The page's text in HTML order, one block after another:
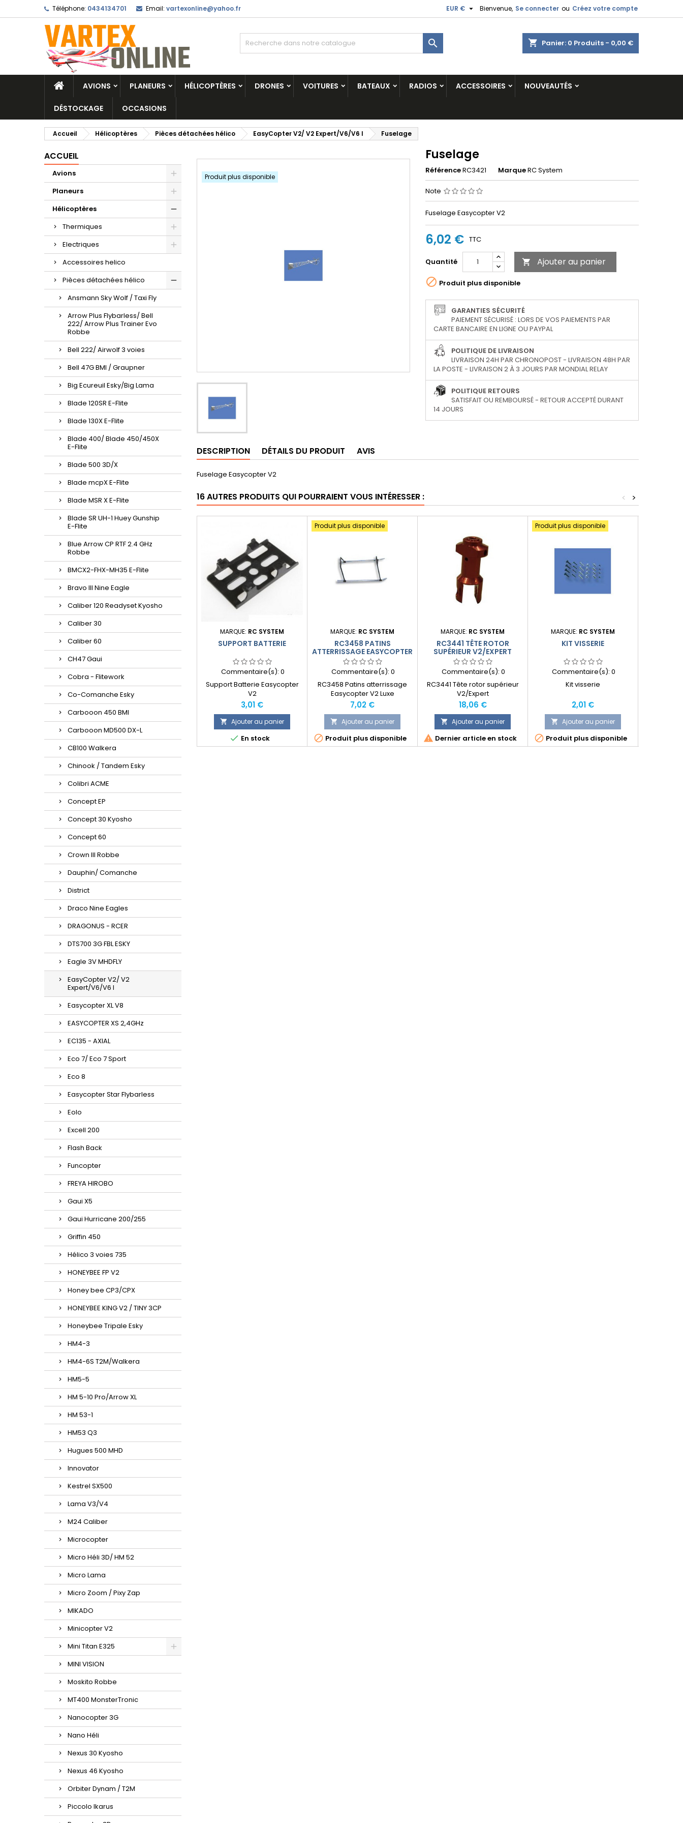
Téléphone: 0434134701 Email: vartexonline@yahoo.fr Bienvenue, Se connecter ou Créez votre compte
EUR € 
shopping_cart Panier: 0 Produits - 0,00 €

AVIONS PLANEURS HÉLICOPTÈRES DRONES VOITURES BATEAUX RADIOS ACCESSOIRES NOUVEAUTÉS
DÉSTOCKAGE OCCASIONS
Accueil Hélicoptères Pièces détachées hélico EasyCopter V2/ V2 Expert/V6/V6 l Fuselage
ACCUEIL
Avions
Planeurs
Hélicoptères
Thermiques
Electriques
Accessoires helico
Pièces détachées hélico
Ansmann Sky Wolf / Taxi Fly
Arrow Plus Flybarless/ Bell
222/ Arrow Plus Trainer Evo
Robbe
Bell 222/ Airwolf 3 voies
Bell 47G BMI / Graupner
Big Ecureuil Esky/Big Lama
Blade 120SR E-Flite
Blade 130X E-Flite
Blade 400/ Blade 450/450X
E-Flite
Blade 500 3D/X
Blade mcpX E-Flite
Blade MSR X E-Flite
Blade SR UH-1 Huey Gunship
E-Flite
Blue Arrow CP RTF 2.4 GHz
Robbe
BMCX2-FHX-MH35 E-Flite
Bravo III Nine Eagle
Caliber 120 Readyset Kyosho
Caliber 30
Caliber 60
CH47 Gaui
Cobra - Flitework
Co-Comanche Esky
Carbooon 450 BMI
Carbooon MD500 DX-L
CB100 Walkera
Chinook / Tandem Esky
Colibri ACME
Concept EP
Concept 30 Kyosho
Concept 60
Crown III Robbe
Dauphin/ Comanche
District
Draco Nine Eagles
DRAGONUS - RCER
DTS700 3G FBL ESKY
Eagle 3V MHDFLY
EasyCopter V2/ V2
Expert/V6/V6 l
Easycopter XL V8
EASYCOPTER XS 2,4GHz
EC135 - AXIAL
Eco 7/ Eco 7 Sport
Eco 8
Easycopter Star Flybarless
Eolo
Excell 200
Flash Back
Funcopter
FREYA HIROBO
Gaui X5
Gaui Hurricane 200/255
Griffin 450
Hélico 3 voies 735
HONEYBEE FP V2
Honey bee CP3/CPX
HONEYBEE KING V2 / TINY 3CP
Honeybee Tripale Esky
HM4-3
HM4-6S T2M/Walkera
HM5-5
HM 5-10 Pro/Arrow XL
HM 53-1
HM53 Q3
Hugues 500 MHD
Innovator
Kestrel SX500
Lama V3/V4
M24 Caliber
Microcopter
Micro Héli 3D/ HM 52
Micro Lama
Micro Zoom / Pixy Zap
MIKADO
Minicopter V2
Mini Titan E325
MINI VISION
Moskito Robbe
MT400 MonsterTronic
Nanocopter 3G
Nano Héli
Nexus 30 Kyosho
Nexus 46 Kyosho
Orbiter Dynam / T2M
Piccolo Ikarus
Produit plus disponible
Fuselage
RéférenceRC3421 MarqueRC System
Note
Fuselage Easycopter V2
6,02 € TTC
Quantité  Ajouter au panier
 Produit plus disponible
GARANTIES SÉCURITÉ
PAIEMENT SÉCURISÉ : LORS DE VOS PAIEMENTS PAR
CARTE BANCAIRE EN LIGNE OU PAYPAL
POLITIQUE DE LIVRAISON
LIVRAISON 24H PAR CHRONOPOST - LIVRAISON 48H PAR
LA POSTE - LIVRAISON 2 À 3 JOURS PAR MONDIAL RELAY
POLITIQUE RETOURS
SATISFAIT OU REMBOURSÉ - RETOUR ACCEPTÉ DURANT
14 JOURS
DESCRIPTION DÉTAILS DU PRODUIT AVIS
Fuselage Easycopter V2
16 AUTRES PRODUITS QUI POURRAIENT VOUS INTÉRESSER : >
<
MARQUE: RC SYSTEM
SUPPORT BATTERIE
Commentaire(s): 0
Support Batterie Easycopter
V2
Prix
3,01 €
 Ajouter au panier
 En stock
Produit plus disponible
MARQUE: RC SYSTEM
RC3458 PATINS
ATTERRISSAGE EASYCOPTER
V2 LUXE
Commentaire(s): 0
RC3458 Patins atterrissage
Easycopter V2 Luxe
Prix
7,02 €
 Ajouter au panier
 Produit plus disponible
MARQUE: RC SYSTEM
RC3441 TÊTE ROTOR
SUPÉRIEUR V2/EXPERT
Commentaire(s): 0
RC3441 Tête rotor supérieur
V2/Expert
Prix
18,06 €
 Ajouter au panier
 Dernier article en stock
Produit plus disponible
MARQUE: RC SYSTEM
KIT VISSERIE
Commentaire(s): 0
Kit visserie
Prix
2,01 €
 Ajouter au panier
 Produit plus disponible